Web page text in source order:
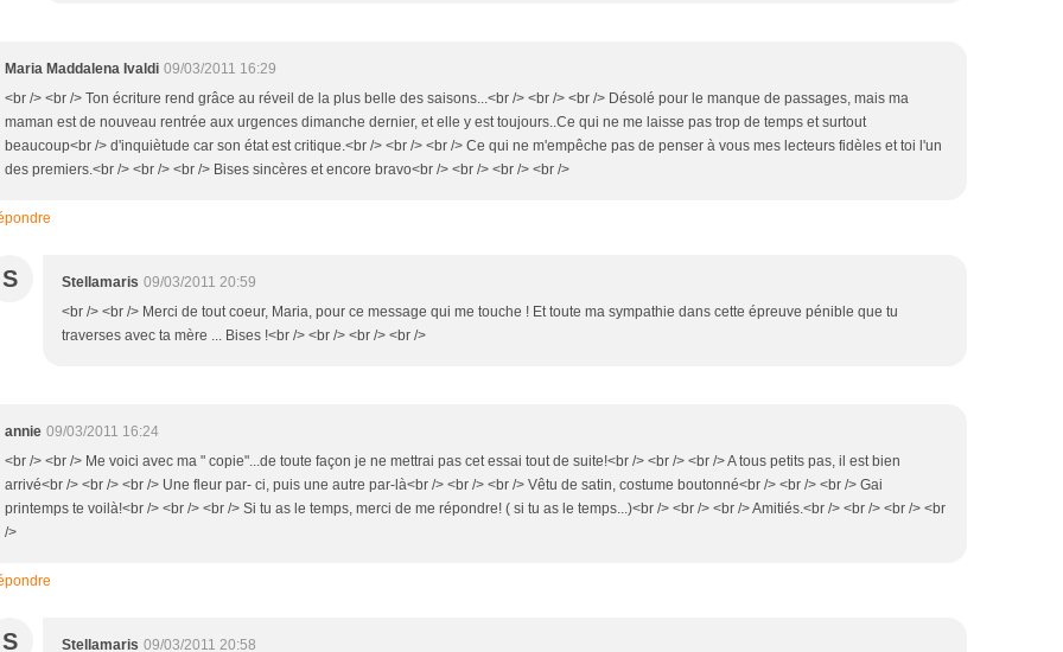
Maria Maddalena Ivaldi 09/03/2011 16:29
<br /> <br /> Ton écriture rend grâce au réveil de la plus belle des saisons...<br /> <br /> <br /> Désolé pour le manque de passages, mais ma
maman est de nouveau rentrée aux urgences dimanche dernier, et elle y est toujours..Ce qui ne me laisse pas trop de temps et surtout
beaucoup<br /> d'inquiètude car son état est critique.<br /> <br /> <br /> Ce qui ne m'empêche pas de penser à vous mes lecteurs fidèles et toi l'un
des premiers.<br /> <br /> <br /> Bises sincères et encore bravo<br /> <br /> <br /> <br />
S Stellamaris 09/03/2011 20:59
<br /> <br /> Merci de tout coeur, Maria, pour ce message qui me touche ! Et toute ma sympathie dans cette épreuve pénible que tu
traverses avec ta mère ... Bises !<br /> <br /> <br /> <br />
annie 09/03/2011 16:24
<br /> <br /> Me voici avec ma " copie"...de toute façon je ne mettrai pas cet essai tout de suite!<br /> <br /> <br /> A tous petits pas, il est bien
arrivé<br /> <br /> <br /> Une fleur par- ci, puis une autre par-là<br /> <br /> <br /> Vêtu de satin, costume boutonné<br /> <br /> <br /> Gai
printemps te voilà!<br /> <br /> <br /> Si tu as le temps, merci de me répondre! ( si tu as le temps...)<br /> <br /> <br /> Amitiés.<br /> <br /> <br /> <br
/>
S Stellamaris 09/03/2011 20:58